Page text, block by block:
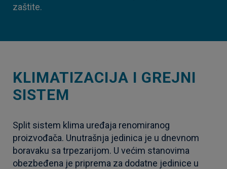
zaštite.
KLIMATIZACIJA I GREJNI
SISTEM
Split sistem klima uređaja renomiranog
proizvođača. Unutrašnja jedinica je u dnevnom
boravaku sa trpezarijom. U većim stanovima
obezbeđena je priprema za dodatne jedinice u